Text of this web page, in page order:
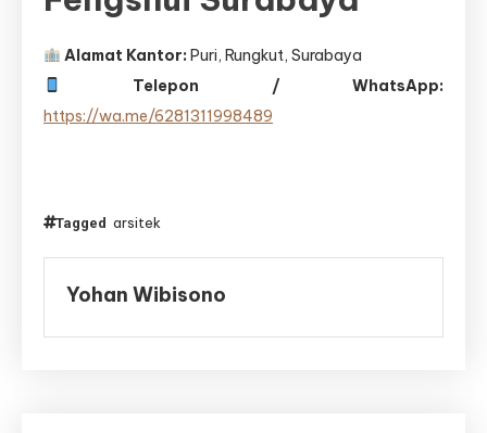
Alamat Kantor: Puri, Rungkut, Surabaya
Telepon / WhatsApp:
https://wa.me/6281311998489
Tagged arsitek
Yohan Wibisono